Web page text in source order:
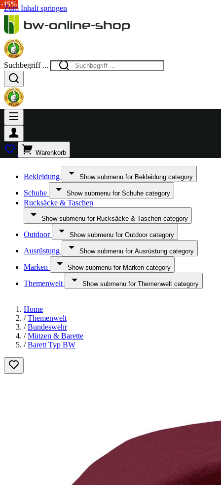
Zum Inhalt springen
Suchbegriff ...
Warenkorb
Bekleidung Show submenu for Bekleidung category
Schuhe Show submenu for Schuhe category
Rucksäcke & Taschen
Show submenu for Rucksäcke & Taschen category
Outdoor Show submenu for Outdoor category
Ausrüstung Show submenu for Ausrüstung category
Marken Show submenu for Marken category
Themenwelt Show submenu for Themenwelt category
Home
/ Themenwelt
/ Bundeswehr
/ Mützen & Barette
/ Barett Typ BW
-15%